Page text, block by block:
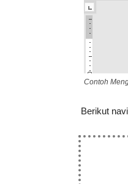
Contoh
Berikut